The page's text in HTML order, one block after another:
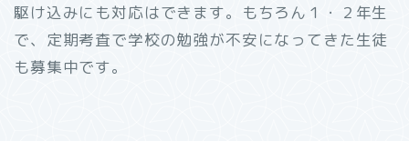
駆け込みにも対応はできます。もちろん１・２年生
で、定期考査で学校の勉強が不安になってきた生徒
も募集中です。